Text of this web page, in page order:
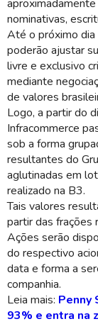
nominativas,
Até o próximo dia
poderão ajustar
livre e exclusivo
mediante
de valores
Logo, a partir do
Infracommerce
sob a forma
resultantes do
aglutinadas em
realizado na B3.
Tais valores
partir das frações
Ações serão
do respectivo
data e forma a
companhia.
Leia mais: Penny
93% e entra na